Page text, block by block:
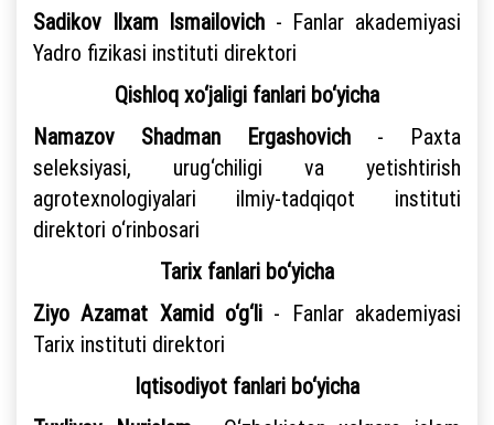
Sadikov Ilxam Ismailovich - Fanlar akademiyasi
Yadro fizikasi instituti direktori
Qishloq xo‘jaligi fanlari bo‘yicha
Namazov Shadman Ergashovich - Paxta
seleksiyasi, urug‘chiligi va yetishtirish
agrotexnologiyalari ilmiy-tadqiqot instituti
direktori o‘rinbosari
Tarix fanlari bo‘yicha
Ziyo Azamat Xamid o‘g‘li - Fanlar akademiyasi
Tarix instituti direktori
Iqtisodiyot fanlari bo‘yicha